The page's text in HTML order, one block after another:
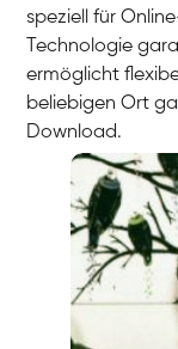
speziell für
Technologie
ermöglicht
beliebigen Ort
Download.